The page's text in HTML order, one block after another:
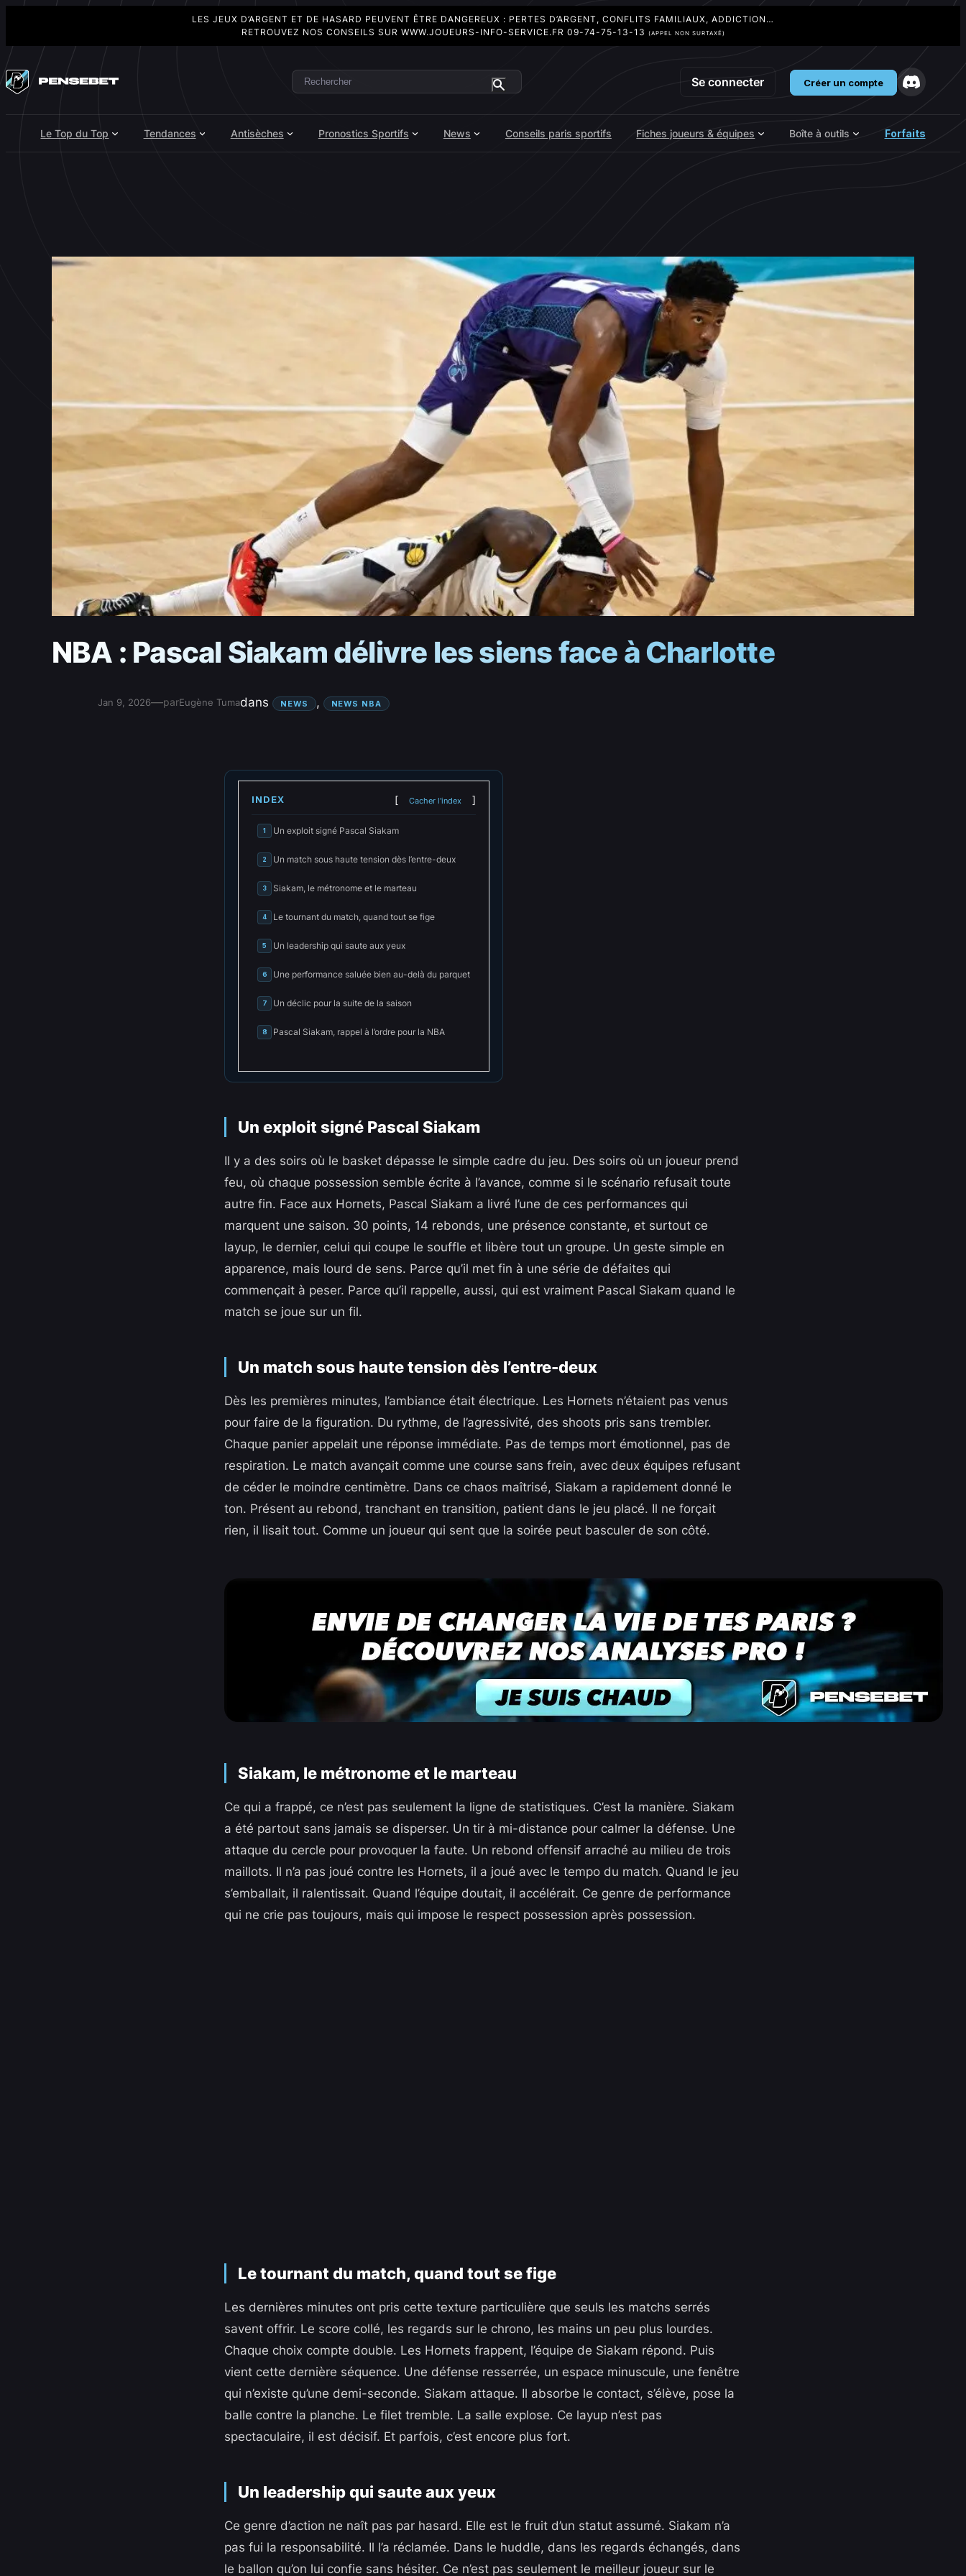
LES JEUX D’ARGENT ET DE HASARD PEUVENT ÊTRE DANGEREUX : PERTES D’ARGENT, CONFLITS FAMILIAUX, ADDICTION…
RETROUVEZ NOS CONSEILS SUR WWW.JOUEURS-INFO-SERVICE.FR 09-74-75-13-13 (APPEL NON SURTAXÉ)
au
contenu
Rechercher Se connecter Créer un compte
Le Top du Top Tendances Antisèches Pronostics Sportifs News Conseils paris sportifs Fiches joueurs & équipes Boîte à outils Forfaits
NBA : Pascal Siakam délivre les siens face à Charlotte
Jan 9, 2026—parEugène Tumadans NEWS , NEWS NBA
INDEX Cacher l'index
1 Un exploit signé Pascal Siakam
2 Un match sous haute tension dès l’entre-deux
3 Siakam, le métronome et le marteau
4 Le tournant du match, quand tout se fige
5 Un leadership qui saute aux yeux
6 Une performance saluée bien au-delà du parquet
7 Un déclic pour la suite de la saison
8 Pascal Siakam, rappel à l’ordre pour la NBA
Un exploit signé Pascal Siakam
Il y a des soirs où le basket dépasse le simple cadre du jeu. Des soirs où un joueur prend
feu, où chaque possession semble écrite à l’avance, comme si le scénario refusait toute
autre fin. Face aux Hornets, Pascal Siakam a livré l’une de ces performances qui
marquent une saison. 30 points, 14 rebonds, une présence constante, et surtout ce
layup, le dernier, celui qui coupe le souffle et libère tout un groupe. Un geste simple en
apparence, mais lourd de sens. Parce qu’il met fin à une série de défaites qui
commençait à peser. Parce qu’il rappelle, aussi, qui est vraiment Pascal Siakam quand le
match se joue sur un fil.
Un match sous haute tension dès l’entre-deux
Dès les premières minutes, l’ambiance était électrique. Les Hornets n’étaient pas venus
pour faire de la figuration. Du rythme, de l’agressivité, des shoots pris sans trembler.
Chaque panier appelait une réponse immédiate. Pas de temps mort émotionnel, pas de
respiration. Le match avançait comme une course sans frein, avec deux équipes refusant
de céder le moindre centimètre. Dans ce chaos maîtrisé, Siakam a rapidement donné le
ton. Présent au rebond, tranchant en transition, patient dans le jeu placé. Il ne forçait
rien, il lisait tout. Comme un joueur qui sent que la soirée peut basculer de son côté.
Siakam, le métronome et le marteau
Ce qui a frappé, ce n’est pas seulement la ligne de statistiques. C’est la manière. Siakam
a été partout sans jamais se disperser. Un tir à mi-distance pour calmer la défense. Une
attaque du cercle pour provoquer la faute. Un rebond offensif arraché au milieu de trois
maillots. Il n’a pas joué contre les Hornets, il a joué avec le tempo du match. Quand le jeu
s’emballait, il ralentissait. Quand l’équipe doutait, il accélérait. Ce genre de performance
qui ne crie pas toujours, mais qui impose le respect possession après possession.
Le tournant du match, quand tout se fige
Les dernières minutes ont pris cette texture particulière que seuls les matchs serrés
savent offrir. Le score collé, les regards sur le chrono, les mains un peu plus lourdes.
Chaque choix compte double. Les Hornets frappent, l’équipe de Siakam répond. Puis
vient cette dernière séquence. Une défense resserrée, un espace minuscule, une fenêtre
qui n’existe qu’une demi-seconde. Siakam attaque. Il absorbe le contact, s’élève, pose la
balle contre la planche. Le filet tremble. La salle explose. Ce layup n’est pas
spectaculaire, il est décisif. Et parfois, c’est encore plus fort.
Un leadership qui saute aux yeux
Ce genre d’action ne naît pas par hasard. Elle est le fruit d’un statut assumé. Siakam n’a
pas fui la responsabilité. Il l’a réclamée. Dans le huddle, dans les regards échangés, dans
le ballon qu’on lui confie sans hésiter. Ce n’est pas seulement le meilleur joueur sur le